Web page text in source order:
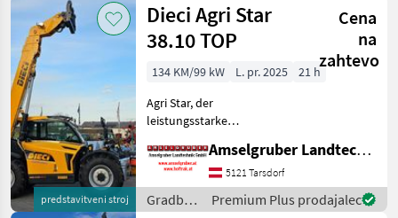
predstavitveni stroj
Dieci Agri Star
38.10 TOP
Cena
na
zahtevo
134 KM/99 kW L. pr. 2025
21 h
Agri Star, der
leistungsstarke
reibungslose und effiziente
Arbeitszyklen. Die
Produktfamilie Agri Star
besteht aus vielseitigen
Amselgruber Landtechnik GmbH
5121 Tarsdorf
Gradbeni
Premium Plus prodajalec